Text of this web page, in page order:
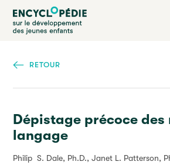
Aller
contenu
Encyclopédie sur le développement
RETOUR
Dépistage précoce
langage
Philip S. Dale, Ph.D., Janet L. Patterson,